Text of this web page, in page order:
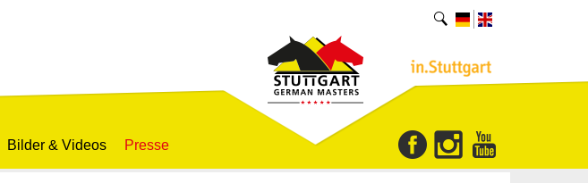
Bilder & Videos Presse